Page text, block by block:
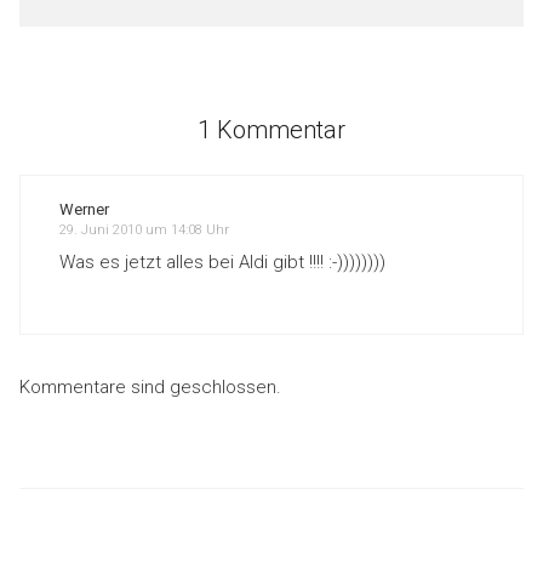
1 Kommentar
Werner
29. Juni 2010 um 14:08 Uhr
Was es jetzt alles bei Aldi gibt !!!! :-))))))))
Kommentare sind geschlossen.